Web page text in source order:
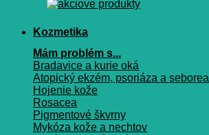
Kozmetika
Mám problém s...
Bradavice a kurie oká
Atopický ekzém, psoriáza a seborea
Hojenie kože
Rosacea
Pigmentové škvrny
Mykóza kože a nechtov